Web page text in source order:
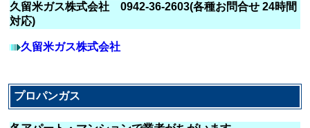
久留米ガス株式会社 0942-36-2603(各種お問合せ 24時間
対応)
久留米ガス株式会社
プロパンガス